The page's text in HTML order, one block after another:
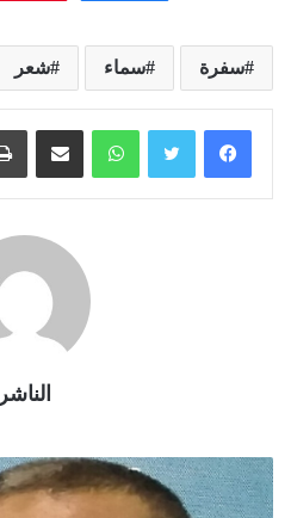
سفرة سماء شعر
واتساب مشاركة عبر البريد
الناشر